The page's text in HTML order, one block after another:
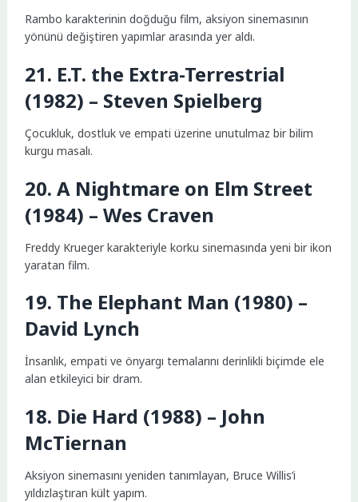
Rambo karakterinin doğduğu film, aksiyon sinemasının
yönünü değiştiren yapımlar arasında yer aldı.
21. E.T. the Extra-Terrestrial
(1982) – Steven Spielberg
Çocukluk, dostluk ve empati üzerine unutulmaz bir bilim
kurgu masalı.
20. A Nightmare on Elm Street
(1984) – Wes Craven
Freddy Krueger karakteriyle korku sinemasında yeni bir ikon
yaratan film.
19. The Elephant Man (1980) –
David Lynch
İnsanlık, empati ve önyargı temalarını derinlikli biçimde ele
alan etkileyici bir dram.
18. Die Hard (1988) – John
McTiernan
Aksiyon sinemasını yeniden tanımlayan, Bruce Willis’i
yıldızlaştıran kült yapım.